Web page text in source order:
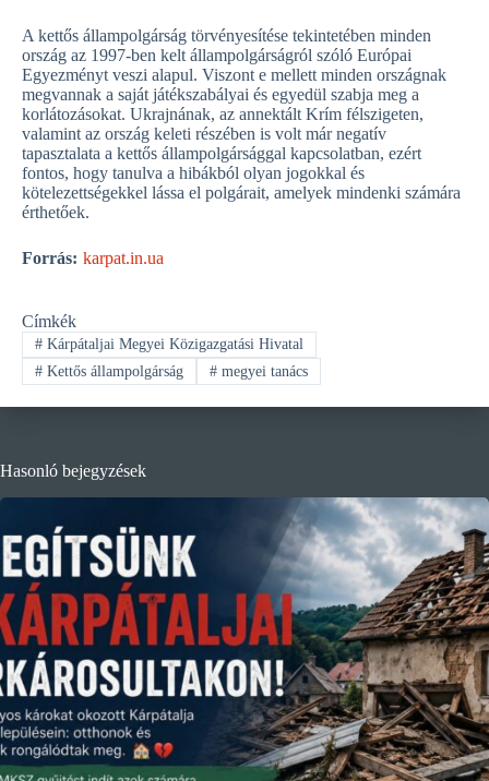
A kettős állampolgárság törvényesítése tekintetében minden
ország az 1997-ben kelt állampolgárságról szóló Európai
Egyezményt veszi alapul. Viszont e mellett minden országnak
megvannak a saját játékszabályai és egyedül szabja meg a
korlátozásokat. Ukrajnának, az annektált Krím félszigeten,
valamint az ország keleti részében is volt már negatív
tapasztalata a kettős állampolgársággal kapcsolatban, ezért
fontos, hogy tanulva a hibákból olyan jogokkal és
kötelezettségekkel lássa el polgárait, amelyek mindenki számára
érthetőek.
Forrás: karpat.in.ua
Címkék
#Kárpátaljai Megyei Közigazgatási Hivatal
#Kettős állampolgárság #megyei tanács
Hasonló bejegyzések